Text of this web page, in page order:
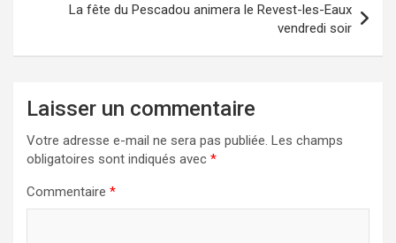
La fête du Pescadou animera le Revest-les-Eaux
vendredi soir
Laisser un commentaire
Votre adresse e-mail ne sera pas publiée. Les champs
obligatoires sont indiqués avec *
Commentaire *